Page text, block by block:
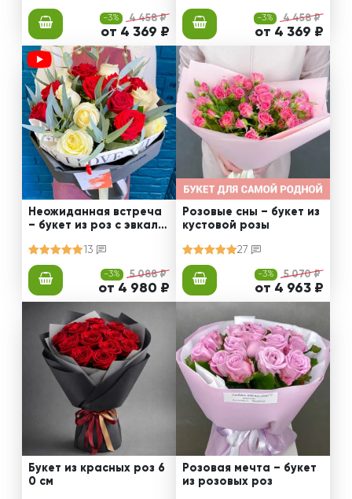
-3% 4 458 ₽
от 4 369 ₽
-3% 4 458 ₽
от 4 369 ₽
Неожиданная встреча
– букет из роз с эвкали
13
-3% 5 088 ₽
от 4 980 ₽
Розовые сны – букет из
кустовой розы
27
-3% 5 070 ₽
от 4 963 ₽
Букет из красных роз 6
0 см
Розовая мечта – букет
из розовых роз